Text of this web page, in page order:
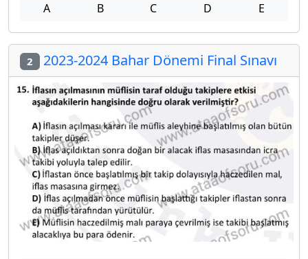
A B C D E
2 2023-2024 Bahar Dönemi Final Sınavı